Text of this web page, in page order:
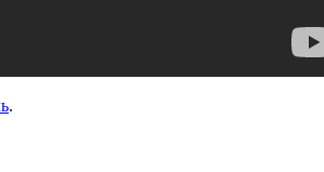
.